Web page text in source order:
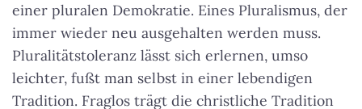
einer pluralen Demokratie. Eines Pluralismus, der
immer wieder neu ausgehalten werden muss.
Pluralitätstoleranz lässt sich erlernen, umso
leichter, fußt man selbst in einer lebendigen
Tradition. Fraglos trägt die christliche Tradition